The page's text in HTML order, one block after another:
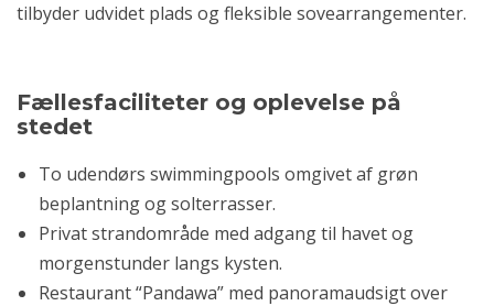
tilbyder udvidet plads og fleksible sovearrangementer.
Fællesfaciliteter og oplevelse på
stedet
To udendørs swimmingpools omgivet af grøn
beplantning og solterrasser.
Privat strandområde med adgang til havet og
morgenstunder langs kysten.
Restaurant “Pandawa” med panoramaudsigt over